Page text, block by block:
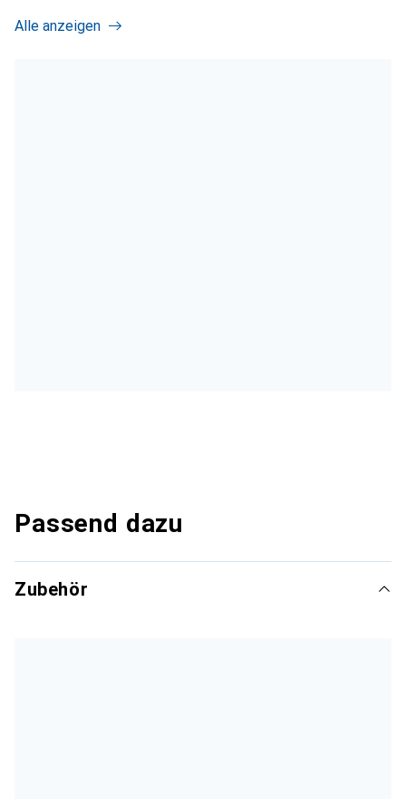
Alle anzeigen
Passend dazu
Zubehör